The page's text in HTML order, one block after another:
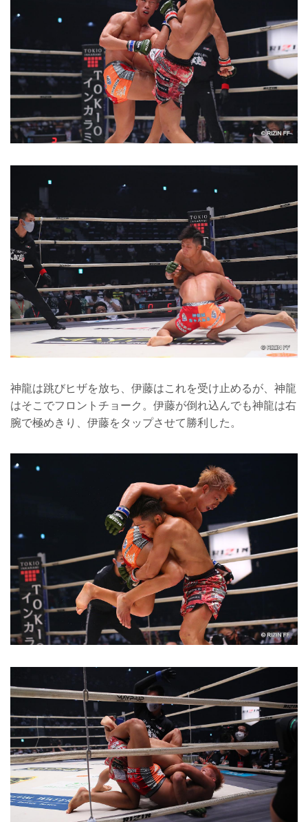
神龍は跳びヒザを放ち、伊藤はこれを受け止めるが、神龍
はそこでフロントチョーク。伊藤が倒れ込んでも神龍は右
腕で極めきり、伊藤をタップさせて勝利した。